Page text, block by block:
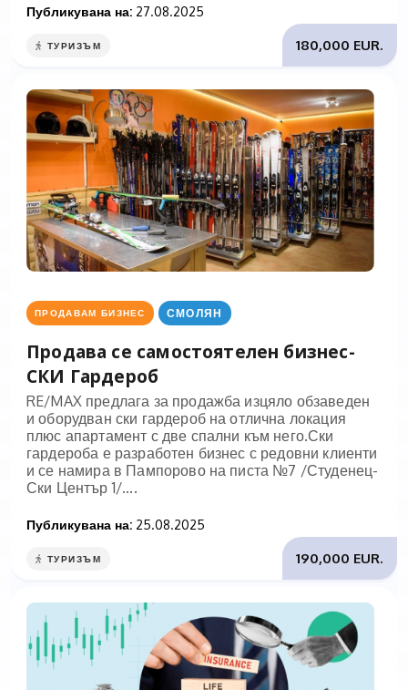
Публикувана на: 27.08.2025
180,000 EUR.
ТУРИЗЪМ
ПРОДАВАМ БИЗНЕС СМОЛЯН
Продава се самостоятелен бизнес-
СКИ Гардероб
RE/MAX предлага за продажба изцяло обзаведен
и оборудван ски гардероб на отлична локация
плюс апартамент с две спални към него.Ски
гардероба е разработен бизнес с редовни клиенти
и се намира в Пампорово на писта №7 /Студенец-
Ски Център 1/....
Публикувана на: 25.08.2025
190,000 EUR.
ТУРИЗЪМ